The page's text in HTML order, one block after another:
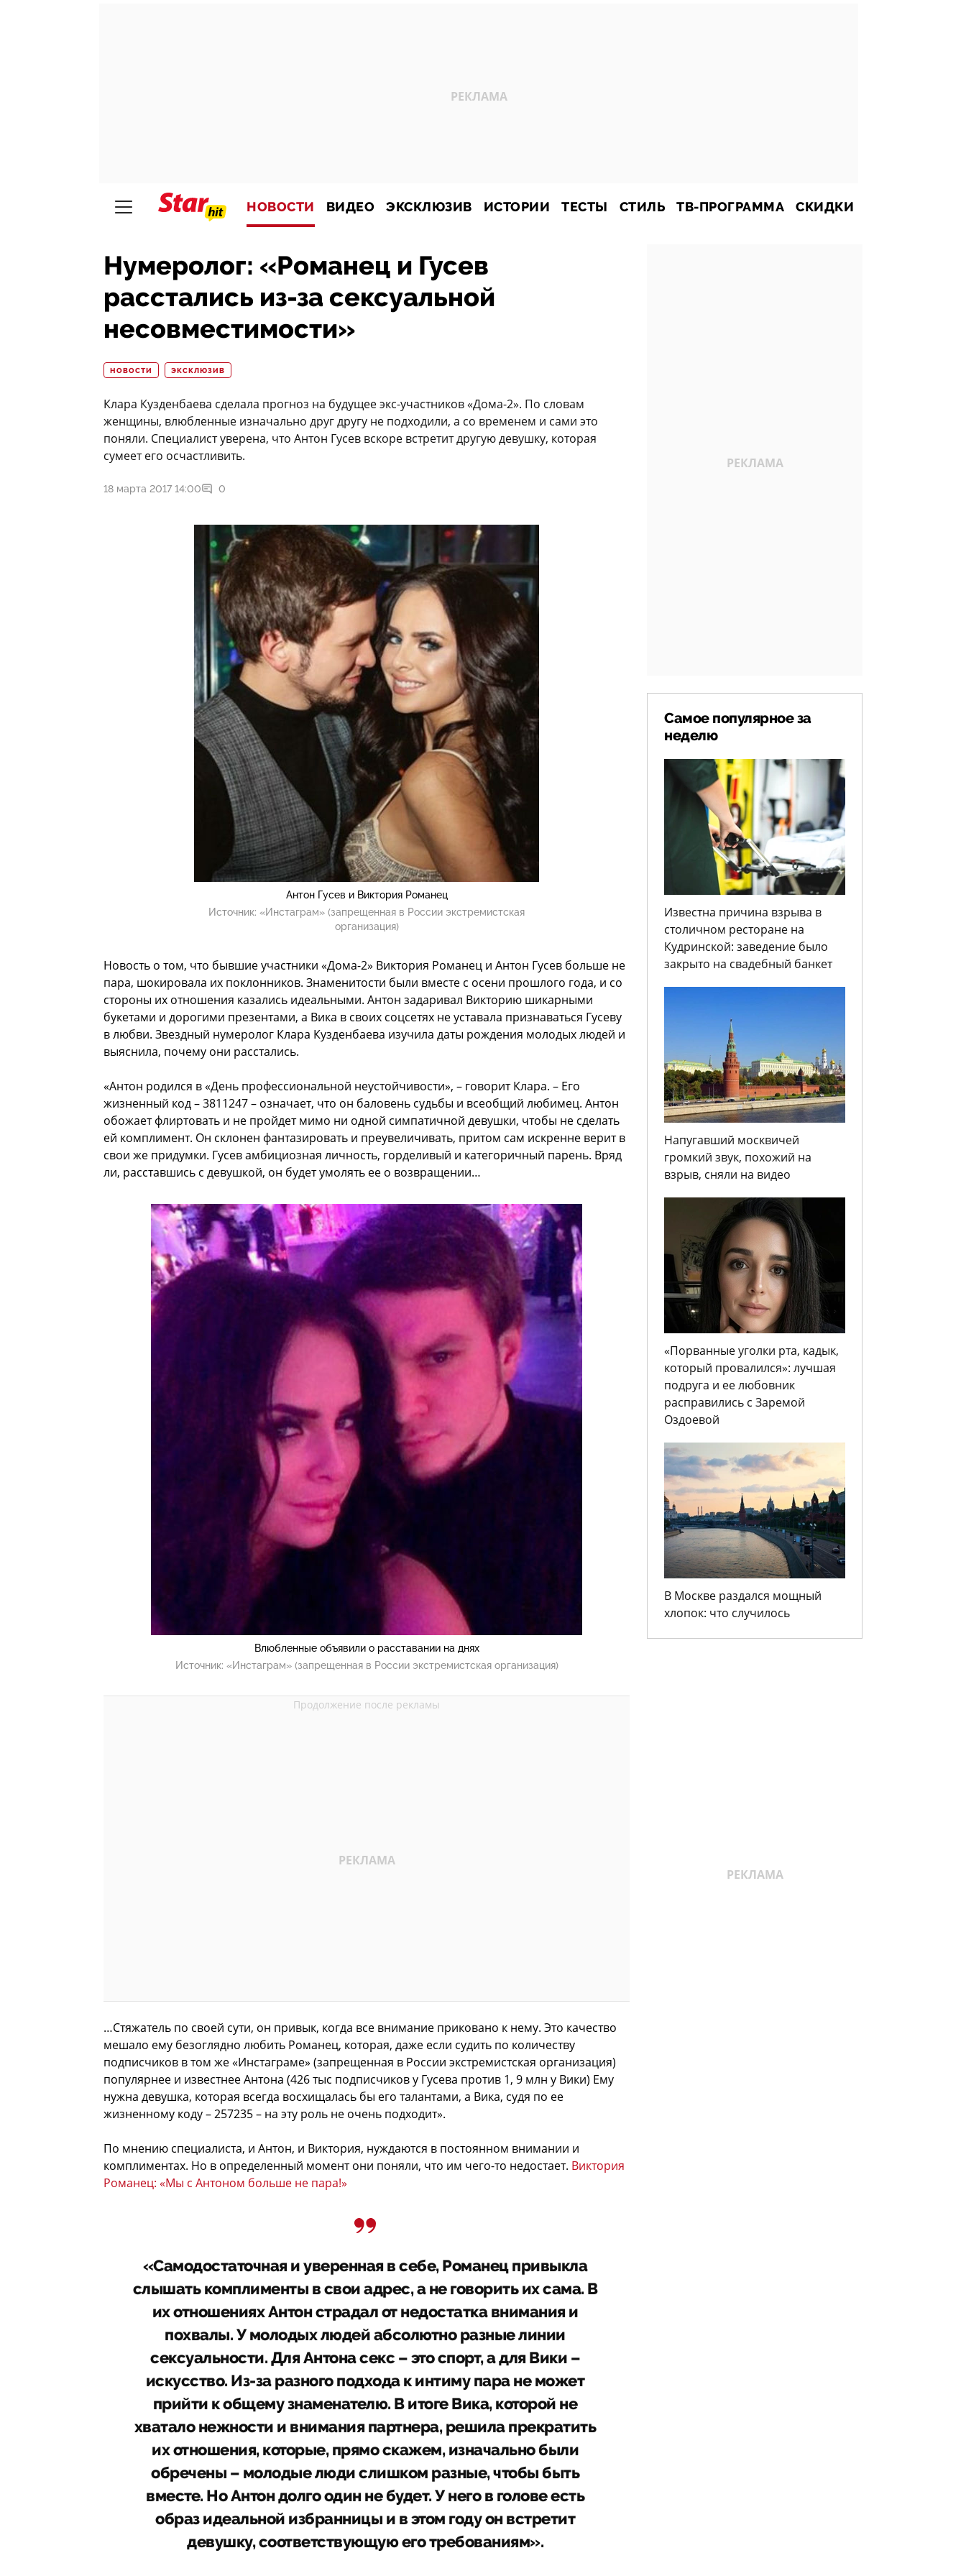
НОВОСТИ ВИДЕО ЭКСКЛЮЗИВ ИСТОРИИ ТЕСТЫ СТИЛЬ ТВ-ПРОГРАММА СКИДКИ
Нумеролог: «Романец и Гусев
расстались из-за сексуальной
несовместимости»
НОВОСТИ ЭКСКЛЮЗИВ
Клара Кузденбаева сделала прогноз на будущее экс-участников «Дома-2». По словам
женщины, влюбленные изначально друг другу не подходили, а со временем и сами это
поняли. Специалист уверена, что Антон Гусев вскоре встретит другую девушку, которая
сумеет его осчастливить.
18 марта 2017 14:00 0
Антон Гусев и Виктория Романец
Источник: «Инстаграм» (запрещенная в России экстремистская
организация)
Новость о том, что бывшие участники «Дома-2» Виктория Романец и Антон Гусев больше не
пара, шокировала их поклонников. Знаменитости были вместе с осени прошлого года, и со
стороны их отношения казались идеальными. Антон задаривал Викторию шикарными
букетами и дорогими презентами, а Вика в своих соцсетях не уставала признаваться Гусеву
в любви. Звездный нумеролог Клара Кузденбаева изучила даты рождения молодых людей и
выяснила, почему они расстались.
«Антон родился в «День профессиональной неустойчивости», – говорит Клара. – Его
жизненный код – 3811247 – означает, что он баловень судьбы и всеобщий любимец. Антон
обожает флиртовать и не пройдет мимо ни одной симпатичной девушки, чтобы не сделать
ей комплимент. Он склонен фантазировать и преувеличивать, притом сам искренне верит в
свои же придумки. Гусев амбициозная личность, горделивый и категоричный парень. Вряд
ли, расставшись с девушкой, он будет умолять ее о возвращении…
Влюбленные объявили о расставании на днях
Источник: «Инстаграм» (запрещенная в России экстремистская организация)
…Стяжатель по своей сути, он привык, когда все внимание приковано к нему. Это качество
мешало ему безоглядно любить Романец, которая, даже если судить по количеству
подписчиков в том же «Инстаграме» (запрещенная в России экстремистская организация)
популярнее и известнее Антона (426 тыс подписчиков у Гусева против 1, 9 млн у Вики) Ему
нужна девушка, которая всегда восхищалась бы его талантами, а Вика, судя по ее
жизненному коду – 257235 – на эту роль не очень подходит».
По мнению специалиста, и Антон, и Виктория, нуждаются в постоянном внимании и
комплиментах. Но в определенный момент они поняли, что им чего-то недостает. Виктория
Романец: «Мы с Антоном больше не пара!»
«Самодостаточная и уверенная в себе, Романец привыкла
слышать комплименты в свои адрес, а не говорить их сама. В
их отношениях Антон страдал от недостатка внимания и
похвалы. У молодых людей абсолютно разные линии
сексуальности. Для Антона секс – это спорт, а для Вики –
искусство. Из-за разного подхода к интиму пара не может
прийти к общему знаменателю. В итоге Вика, которой не
хватало нежности и внимания партнера, решила прекратить
их отношения, которые, прямо скажем, изначально были
обречены – молодые люди слишком разные, чтобы быть
вместе. Но Антон долго один не будет. У него в голове есть
образ идеальной избранницы и в этом году он встретит
девушку, соответствующую его требованиям».
Самое популярное за
неделю
Известна причина взрыва в
столичном ресторане на
Кудринской: заведение было
закрыто на свадебный банкет
Напугавший москвичей
громкий звук, похожий на
взрыв, сняли на видео
«Порванные уголки рта, кадык,
который провалился»: лучшая
подруга и ее любовник
расправились с Заремой
Оздоевой
В Москве раздался мощный
хлопок: что случилось